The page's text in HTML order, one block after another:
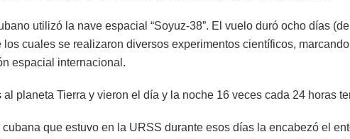
utilizó la nave espacial “Soyuz-38”. El vuelo duró ocho días
cuales se realizaron diversos experimentos científicos,
espacial internacional.
planeta Tierra y vieron el día y la noche 16 veces cada 24 horas
que estuvo en la URSS durante esos días la encabezó el